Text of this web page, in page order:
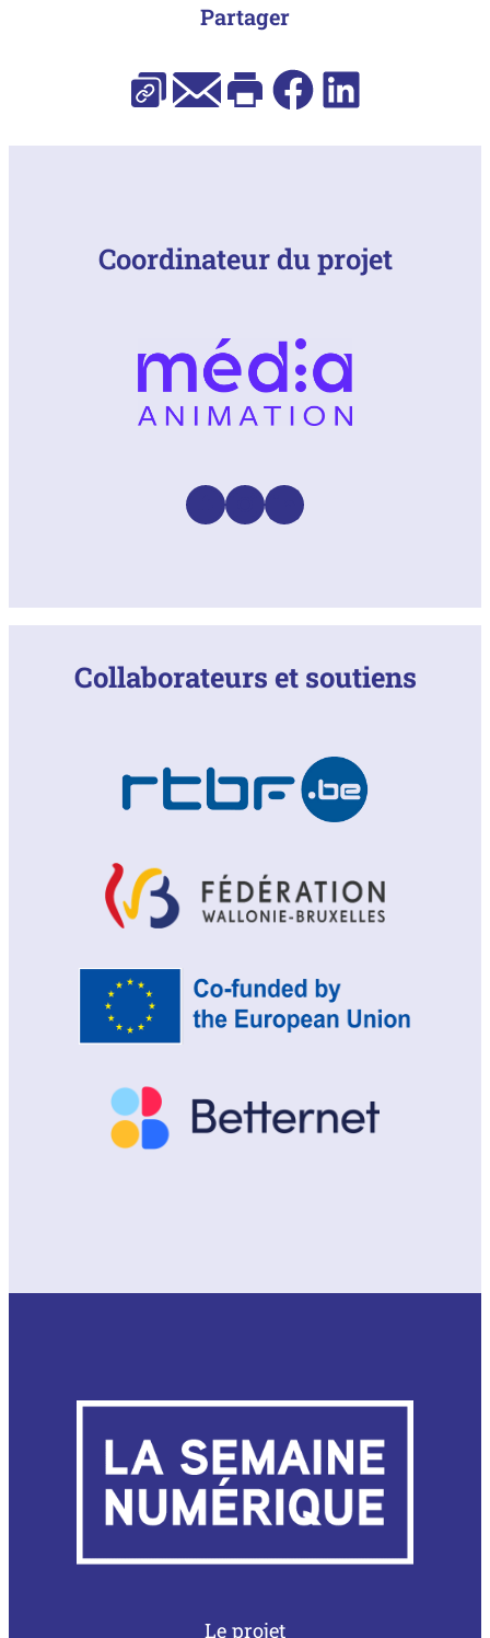
Partager
Copier l’URL
E-mailImprimerFacebookLinkedIn
Coordinateur du projet
Facebook
Instagram
LinkedIn
Collaborateurs et soutiens
Le projet